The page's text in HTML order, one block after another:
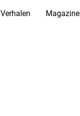
Verhalen Magazine